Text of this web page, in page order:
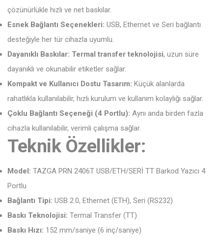
çözünürlükle hızlı ve net baskılar.
Esnek Bağlantı Seçenekleri: USB, Ethernet ve Seri bağlantı
desteğiyle her tür cihazla uyumlu.
Dayanıklı Baskılar: Termal transfer teknolojisi, uzun süre
dayanıklı ve okunabilir etiketler sağlar.
Kompakt ve Kullanıcı Dostu Tasarım: Küçük alanlarda
rahatlıkla kullanılabilir, hızlı kurulum ve kullanım kolaylığı sağlar.
Çoklu Bağlantı Seçeneği (4 Portlu): Aynı anda birden fazla
cihazla kullanılabilir, verimli çalışma sağlar.
Teknik Özellikler:
Model: TAZGA PRN 2406T USB/ETH/SERİ TT Barkod Yazıcı 4
Portlu
Bağlantı Tipi: USB 2.0, Ethernet (ETH), Seri (RS232)
Baskı Teknolojisi: Termal Transfer (TT)
Baskı Hızı: 152 mm/saniye (6 inç/saniye)